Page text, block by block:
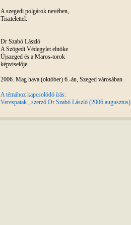
A szegedi polgárok nevében,
Tisztelettel:
Dr Szabó László
A Szögedi Védegylet elnöke
Újszeged és a Maros-torok
képviselője
2006. Mag hava (október) 6.-án, Szeged városában
A témához kapcsolódó írás:
Verespatak , szerző Dr Szabó László (2006 augusztus)